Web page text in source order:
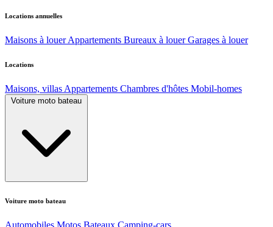
Locations annuelles
Maisons à louer Appartements Bureaux à louer Garages à louer
Locations
Maisons, villas Appartements Chambres d'hôtes Mobil-homes
Voiture moto bateau
Voiture moto bateau
Automobiles Motos Bateaux Camping-cars